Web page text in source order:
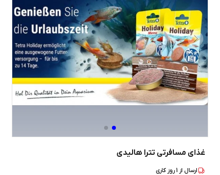
غذای مسافرتی تترا هالیدی
ارسال از 1روز کاری